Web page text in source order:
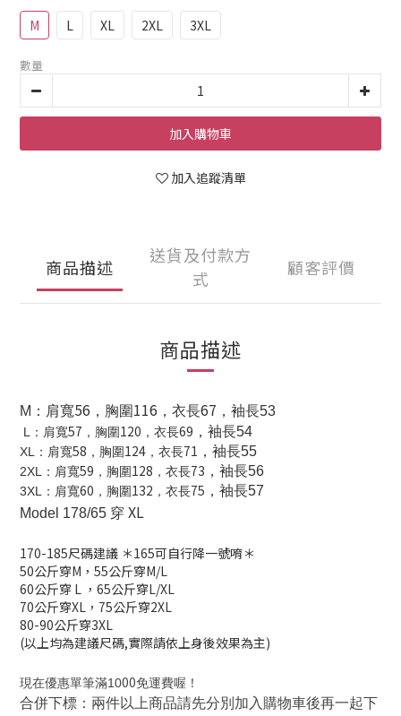
M L XL 2XL 3XL
數量
加入購物車
加入追蹤清單
商品描述
送貨及付款方
式
顧客評價
商品描述
M ：肩寬56 ，胸圍 116 ，衣長67 ，袖長53
L ：肩寬57 ，胸圍120 ，衣長69 ，袖長54
XL ：肩寬58 ，胸圍124 ，衣長71 ，袖長55
2XL ：肩寬59 ，胸圍128 ，衣長73 ，袖長56
3XL ：肩寬60 ，胸圍132 ，衣長75 ，袖長57
Model 178/65 穿 XL
170-185尺碼建議 ＊165可自行降一號唷＊
50公斤穿M， 55公斤穿M/L
60公斤穿 L ， 65公斤穿L/XL
70公斤穿XL， 75公斤穿2XL
80-90公斤穿3XL
(以上均為建議尺碼,實際請依上身後效果為主)
現在優惠單筆滿1000免運費喔！
合併下標：兩件以上商品請先分別加入購物車後再一起下